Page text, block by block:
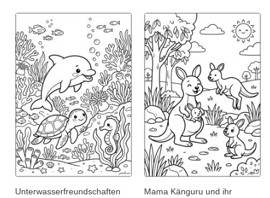
Unterwasserfreundschaften
Mama Känguru und ihr